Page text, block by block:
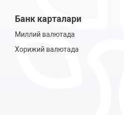
Банк карталари
Миллий валютада
Хорижий валютада